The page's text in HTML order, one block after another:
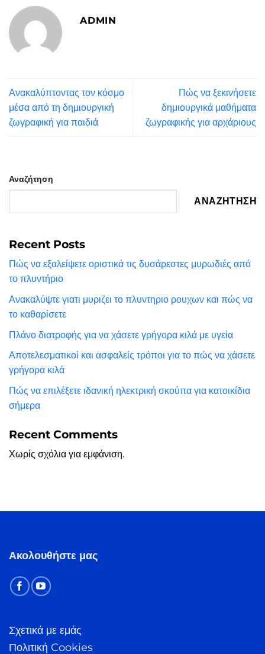
ADMIN
Ανακαλύπτοντας τον κόσμο
μέσα από τη δημιουργική
ζωγραφική για παιδιά
Πώς να ξεκινήσετε
δημιουργικά μαθήματα
ζωγραφικής για αρχάριους
Αναζήτηση
ΑΝΑΖΉΤΗΣΗ
Recent Posts
Πώς να εξαλείψετε οριστικά τις δυσάρεστες μυρωδιές από
το πλυντήριο
Ανακαλύψτε γιατι μυριζει το πλυντηριο ρουχων και πώς να
το καθαρίσετε
Πλάνο διατροφής για να χάσετε γρήγορα κιλά με υγεία
Αποτελεσματικοί και ασφαλείς τρόποι για το πώς να χάσετε
γρήγορα κιλά
Πώς να επιλέξετε ιδανική ηλεκτρική σκούπα για κατοικίδια
σήμερα
Recent Comments
Χωρίς σχόλια για εμφάνιση.
Ακολουθήστε μας
Σχετικά με εμάς
Πολιτική Cookies